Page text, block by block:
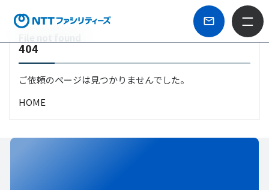
404
ご依頼のページは見つかりませんでした。
HOME